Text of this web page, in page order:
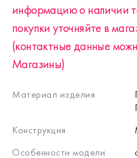
информацию о наличии
покупки уточняйте в
(контактные данные
Магазины)
Материал изделия
Конструкция
Особенности модели